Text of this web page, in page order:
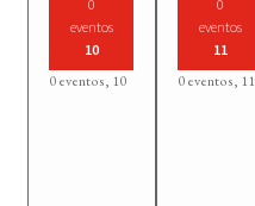
0
eventos
10
0 eventos, 10
0
eventos
11
0 eventos, 11